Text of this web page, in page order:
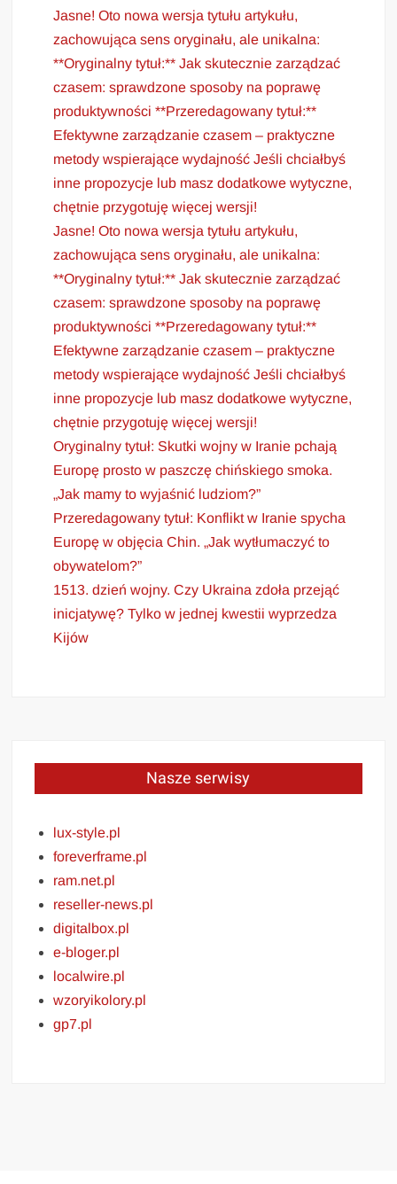
Jasne! Oto nowa wersja tytułu artykułu,
zachowująca sens oryginału, ale unikalna:
**Oryginalny tytuł:** Jak skutecznie zarządzać
czasem: sprawdzone sposoby na poprawę
produktywności **Przeredagowany tytuł:**
Efektywne zarządzanie czasem – praktyczne
metody wspierające wydajność Jeśli chciałbyś
inne propozycje lub masz dodatkowe wytyczne,
chętnie przygotuję więcej wersji!
Jasne! Oto nowa wersja tytułu artykułu,
zachowująca sens oryginału, ale unikalna:
**Oryginalny tytuł:** Jak skutecznie zarządzać
czasem: sprawdzone sposoby na poprawę
produktywności **Przeredagowany tytuł:**
Efektywne zarządzanie czasem – praktyczne
metody wspierające wydajność Jeśli chciałbyś
inne propozycje lub masz dodatkowe wytyczne,
chętnie przygotuję więcej wersji!
Oryginalny tytuł: Skutki wojny w Iranie pchają
Europę prosto w paszczę chińskiego smoka.
„Jak mamy to wyjaśnić ludziom?”
Przeredagowany tytuł: Konflikt w Iranie spycha
Europę w objęcia Chin. „Jak wytłumaczyć to
obywatelom?”
1513. dzień wojny. Czy Ukraina zdoła przejąć
inicjatywę? Tylko w jednej kwestii wyprzedza
Kijów
Nasze serwisy
lux-style.pl
foreverframe.pl
ram.net.pl
reseller-news.pl
digitalbox.pl
e-bloger.pl
localwire.pl
wzoryikolory.pl
gp7.pl